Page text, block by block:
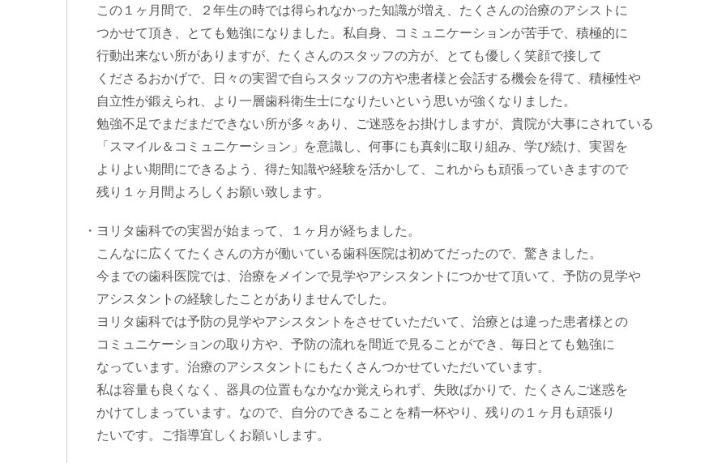
この１ヶ月間で、２年生の時では得られなかった知識が増え、たくさんの治療のアシストに
つかせて頂き、とても勉強になりました。私自身、コミュニケーションが苦手で、積極的に
行動出来ない所がありますが、たくさんのスタッフの方が、とても優しく笑顔で接して
くださるおかげで、日々の実習で自らスタッフの方や患者様と会話する機会を得て、積極性や
自立性が鍛えられ、より一層歯科衛生士になりたいという思いが強くなりました。
勉強不足でまだまだできない所が多々あり、ご迷惑をお掛けしますが、貴院が大事にされている
「スマイル＆コミュニケーション」を意識し、何事にも真剣に取り組み、学び続け、実習を
よりよい期間にできるよう、得た知識や経験を活かして、これからも頑張っていきますので
残り１ヶ月間よろしくお願い致します。
・ヨリタ歯科での実習が始まって、１ヶ月が経ちました。
こんなに広くてたくさんの方が働いている歯科医院は初めてだったので、驚きました。
今までの歯科医院では、治療をメインで見学やアシスタントにつかせて頂いて、予防の見学や
アシスタントの経験したことがありませんでした。
ヨリタ歯科では予防の見学やアシスタントをさせていただいて、治療とは違った患者様との
コミュニケーションの取り方や、予防の流れを間近で見ることができ、毎日とても勉強に
なっています。治療のアシスタントにもたくさんつかせていただいています。
私は容量も良くなく、器具の位置もなかなか覚えられず、失敗ばかりで、たくさんご迷惑を
かけてしまっています。なので、自分のできることを精一杯やり、残りの１ヶ月も頑張り
たいです。ご指導宜しくお願いします。